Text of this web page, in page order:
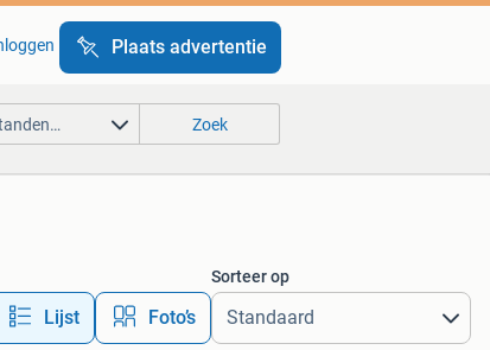
Plaats advertentie
Zoek
Lijst Foto’s
Sorteer op